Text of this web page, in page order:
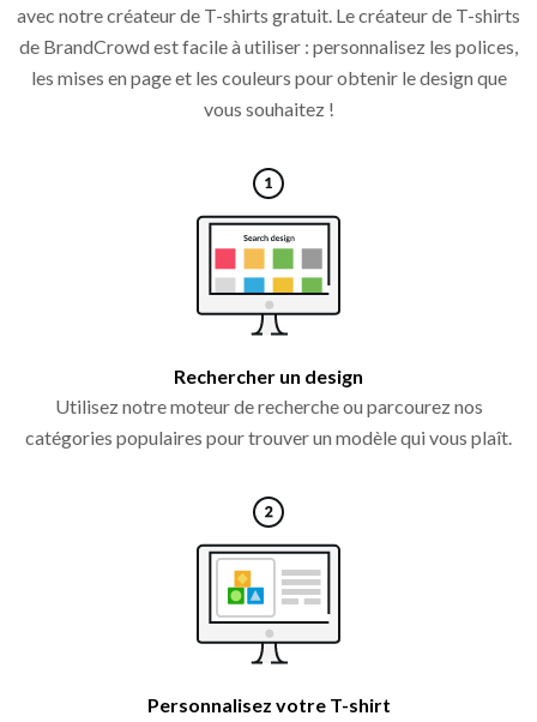
avec notre créateur de T-shirts gratuit. Le créateur de T-shirts
de BrandCrowd est facile à utiliser : personnalisez les polices,
les mises en page et les couleurs pour obtenir le design que
vous souhaitez !
Rechercher un design
Utilisez notre moteur de recherche ou parcourez nos
catégories populaires pour trouver un modèle qui vous plaît.
Personnalisez votre T-shirt